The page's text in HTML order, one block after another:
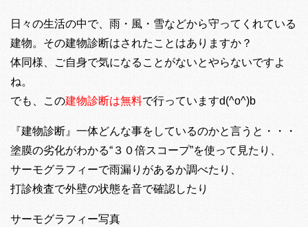
日々の生活の中で、雨・風・雪などから守ってくれている
建物。その建物診断はされたことはありますか？
体同様、ご自身で気になることがないとやらないですよ
ね。
でも、この建物診断は無料で行っていますd(^o^)b
『建物診断』一体どんな事をしているのかと言うと・・・
塗膜の劣化がわかる“３０倍スコープ”を使って見たり、
サーモグラフィーで雨漏りがあるか調べたり、
打診検査で外壁の状態を音で確認したり
サーモグラフィー写真